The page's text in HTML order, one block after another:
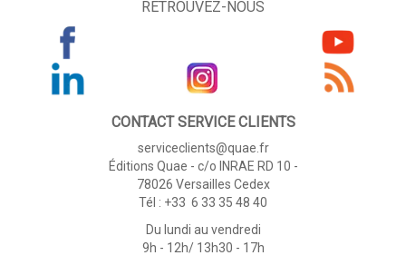
RETROUVEZ-NOUS
CONTACT SERVICE CLIENTS
serviceclients@quae.fr
Éditions Quae - c/o INRAE RD 10 -
78026 Versailles Cedex
Tél : +33 6 33 35 48 40
Du lundi au vendredi
9h - 12h/ 13h30 - 17h